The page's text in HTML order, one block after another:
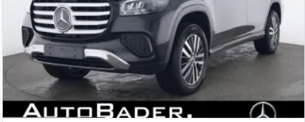
Autentifică-te
Nu ai oferte favorite